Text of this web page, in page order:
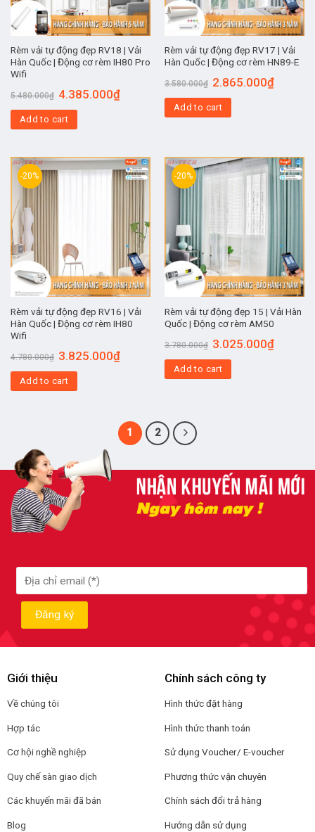
Rèm vải tự động đẹp RV18 | Vải
Hàn Quốc | Động cơ rèm IH80 Pro
Wifi
5.480.000₫ 4.385.000₫
Add to cart
Rèm vải tự động đẹp RV17 | Vải
Hàn Quốc | Động cơ rèm HN89-E
3.580.000₫ 2.865.000₫
Add to cart
-20%
Rèm vải tự động đẹp RV16 | Vải
Hàn Quốc | Động cơ rèm IH80
Wifi
4.780.000₫ 3.825.000₫
Add to cart
-20%
Rèm vải tự động đẹp 15 | Vải Hàn
Quốc | Động cơ rèm AM50
3.780.000₫ 3.025.000₫
Add to cart
1 2
Giới thiệu
Về chúng tôi
Hợp tác
Cơ hội nghề nghiệp
Quy chế sàn giao dịch
Các khuyến mãi đã bán
Blog
Chính sách công ty
Hình thức đặt hàng
Hình thức thanh toán
Sử dụng Voucher/ E-voucher
Phương thức vận chuyên
Chính sách đổi trả hàng
Hướng dẫn sử dụng